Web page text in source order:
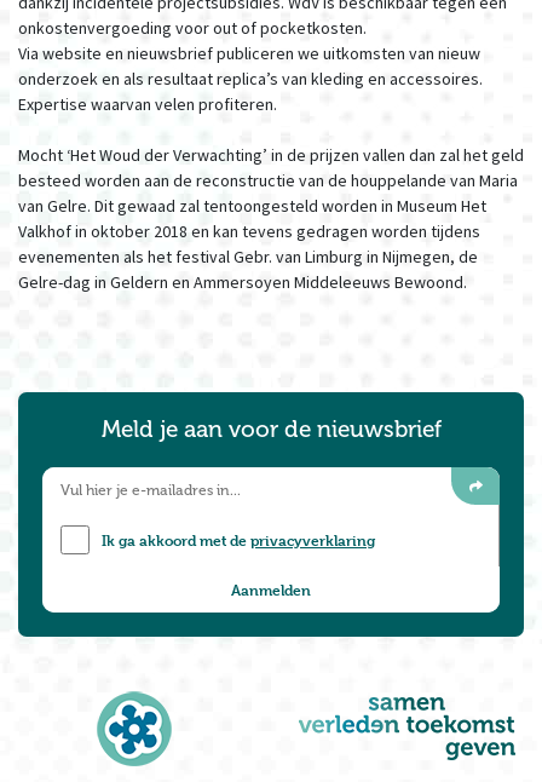
onkostenvergoeding voor out of pocketkosten.
Via website en nieuwsbrief publiceren we uitkomsten van nieuw
onderzoek en als resultaat replica’s van kleding en accessoires.
Expertise waarvan velen profiteren.
Mocht ‘Het Woud der Verwachting’ in de prijzen vallen dan zal het geld
besteed worden aan de reconstructie van de houppelande van Maria
van Gelre. Dit gewaad zal tentoongesteld worden in Museum Het
Valkhof in oktober 2018 en kan tevens gedragen worden tijdens
evenementen als het festival Gebr. van Limburg in Nijmegen, de
Gelre-dag in Geldern en Ammersoyen Middeleeuws Bewoond.
Meld je aan voor de nieuwsbrief
Ik ga akkoord met deprivacyverklaring